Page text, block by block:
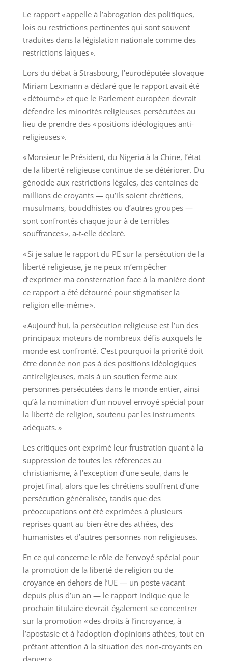
Le rapport « appelle à l’abrogation des politiques,
lois ou restrictions pertinentes qui sont souvent
traduites dans la législation nationale comme des
restrictions laïques ».
Lors du débat à Strasbourg, l’eurodéputée slovaque
Miriam Lexmann a déclaré que le rapport avait été
« détourné » et que le Parlement européen devrait
défendre les minorités religieuses persécutées au
lieu de prendre des « positions idéologiques anti-
religieuses ».
« Monsieur le Président, du Nigeria à la Chine, l’état
de la liberté religieuse continue de se détériorer. Du
génocide aux restrictions légales, des centaines de
millions de croyants — qu’ils soient chrétiens,
musulmans, bouddhistes ou d’autres groupes —
sont confrontés chaque jour à de terribles
souffrances », a-t-elle déclaré.
« Si je salue le rapport du PE sur la persécution de la
liberté religieuse, je ne peux m’empêcher
d’exprimer ma consternation face à la manière dont
ce rapport a été détourné pour stigmatiser la
religion elle-même ».
« Aujourd’hui, la persécution religieuse est l’un des
principaux moteurs de nombreux défis auxquels le
monde est confronté. C’est pourquoi la priorité doit
être donnée non pas à des positions idéologiques
antireligieuses, mais à un soutien ferme aux
personnes persécutées dans le monde entier, ainsi
qu’à la nomination d’un nouvel envoyé spécial pour
la liberté de religion, soutenu par les instruments
adéquats. »
Les critiques ont exprimé leur frustration quant à la
suppression de toutes les références au
christianisme, à l’exception d’une seule, dans le
projet final, alors que les chrétiens souffrent d’une
persécution généralisée, tandis que des
préoccupations ont été exprimées à plusieurs
reprises quant au bien-être des athées, des
humanistes et d’autres personnes non religieuses.
En ce qui concerne le rôle de l’envoyé spécial pour
la promotion de la liberté de religion ou de
croyance en dehors de l’UE — un poste vacant
depuis plus d’un an — le rapport indique que le
prochain titulaire devrait également se concentrer
sur la promotion « des droits à l’incroyance, à
l’apostasie et à l’adoption d’opinions athées, tout en
prêtant attention à la situation des non-croyants en